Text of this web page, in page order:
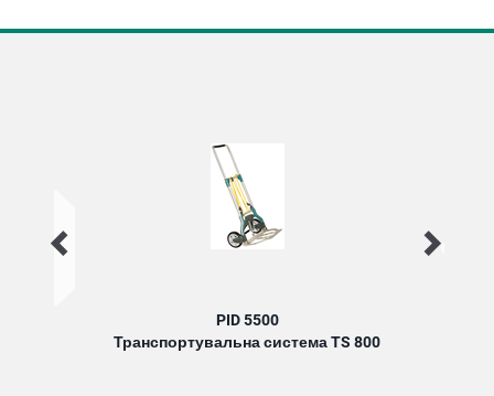
PID 5500
Транспортувальна система TS 800